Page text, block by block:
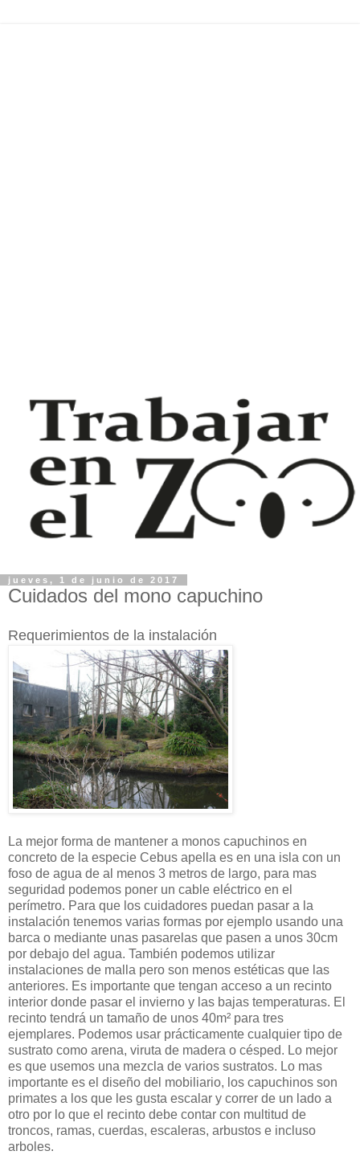
jueves, 1 de junio de 2017
Cuidados del mono capuchino
Requerimientos de la instalación
La mejor forma de mantener a monos capuchinos en
concreto de la especie Cebus apella es en una isla con un
foso de agua de al menos 3 metros de largo, para mas
seguridad podemos poner un cable eléctrico en el
perímetro. Para que los cuidadores puedan pasar a la
instalación tenemos varias formas por ejemplo usando una
barca o mediante unas pasarelas que pasen a unos 30cm
por debajo del agua. También podemos utilizar
instalaciones de malla pero son menos estéticas que las
anteriores. Es importante que tengan acceso a un recinto
interior donde pasar el invierno y las bajas temperaturas. El
recinto tendrá un tamaño de unos 40m² para tres
ejemplares. Podemos usar prácticamente cualquier tipo de
sustrato como arena, viruta de madera o césped. Lo mejor
es que usemos una mezcla de varios sustratos. Lo mas
importante es el diseño del mobiliario, los capuchinos son
primates a los que les gusta escalar y correr de un lado a
otro por lo que el recinto debe contar con multitud de
troncos, ramas, cuerdas, escaleras, arbustos e incluso
arboles.